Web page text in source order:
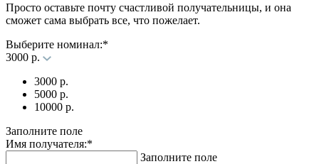
Просто оставьте почту счастливой получательницы, и она
сможет сама выбрать все, что пожелает.
Выберите номинал:*
3000 р.
3000 р.
5000 р.
10000 р.
Заполните поле
Имя получателя:*
Заполните поле